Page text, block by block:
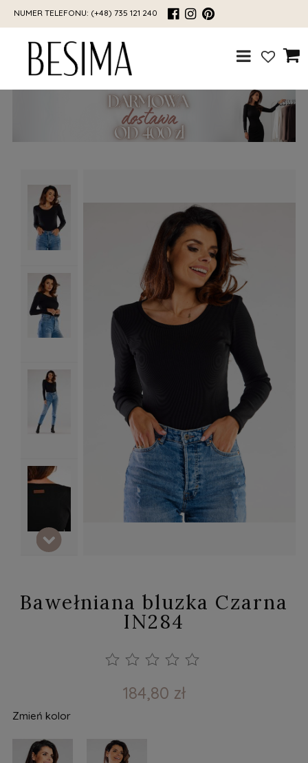
NUMER TELEFONU: (+48) 735 121 240
Bawełniana bluzka Czarna
IN284
184,80 zł
Zmień kolor